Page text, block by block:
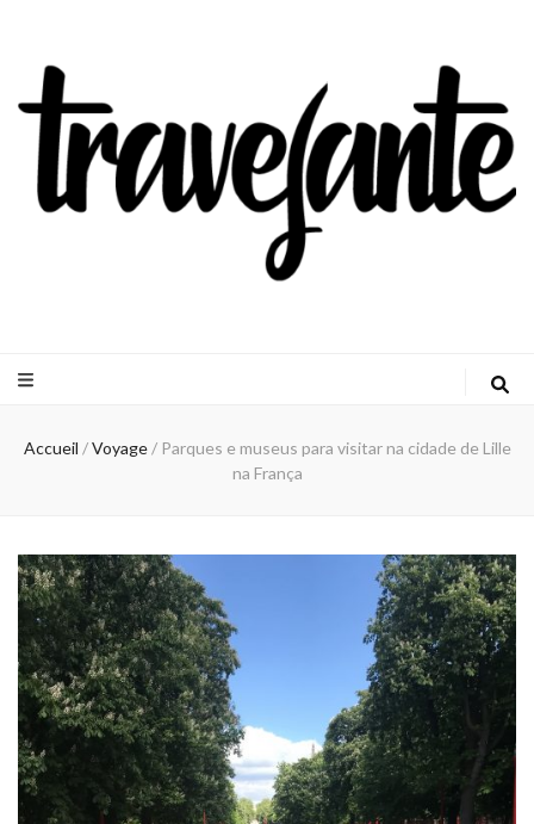
Travejante
Accueil / Voyage/ Parques e museus para visitar na cidade de Lille
na França